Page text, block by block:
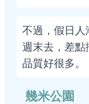
不過，假日人
週末去，差點
品質好很多。
幾米公園